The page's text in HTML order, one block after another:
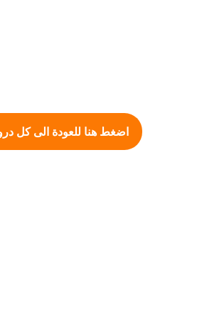
اضغط هنا للعودة الى كل